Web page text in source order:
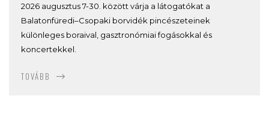
2026 augusztus 7-30. között várja a látogatókat a
Balatonfüredi–Csopaki borvidék pincészeteinek
különleges boraival, gasztronómiai fogásokkal és
koncertekkel.
TOVÁBB